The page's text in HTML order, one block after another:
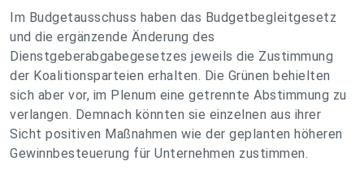
Im Budgetausschuss haben das Budgetbegleitgesetz
und die ergänzende Änderung des
Dienstgeberabgabegesetzes jeweils die Zustimmung
der Koalitionsparteien erhalten. Die Grünen behielten
sich aber vor, im Plenum eine getrennte Abstimmung zu
verlangen. Demnach könnten sie einzelnen aus ihrer
Sicht positiven Maßnahmen wie der geplanten höheren
Gewinnbesteuerung für Unternehmen zustimmen.